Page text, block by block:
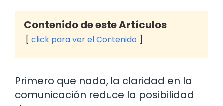
Contenido de este Artículos
click para ver el Contenido
Primero que nada, la claridad en la
comunicación reduce la posibilidad